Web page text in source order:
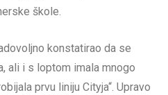
škole.
konstatirao da se
ali i s loptom imala mnogo
prvu liniju Cityja“. Upravo